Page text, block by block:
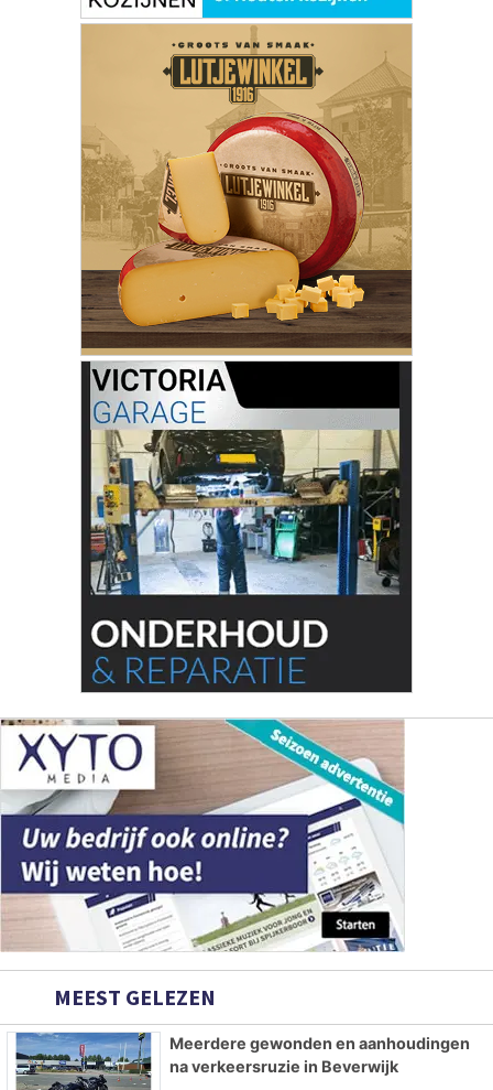
MEEST GELEZEN
Meerdere gewonden en aanhoudingen
na verkeersruzie in Beverwijk